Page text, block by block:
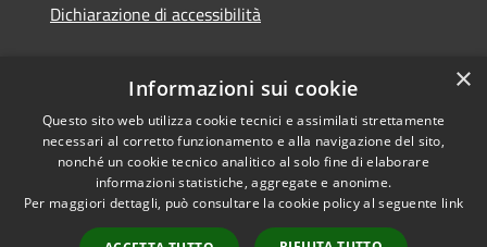
Dichiarazione di accessibilità
RSS
Accessibilità
Copyright © 2026 • Comune di
×
Informazioni sui cookie
Questo sito web utilizza cookie tecnici e assimilati strettamente
necessari al corretto funzionamento e alla navigazione del sito,
nonché un cookie tecnico analitico al solo fine di elaborare
informazioni statistiche, aggregate e anonime.
Per maggiori dettagli, può consultare la cookie policy al seguente link